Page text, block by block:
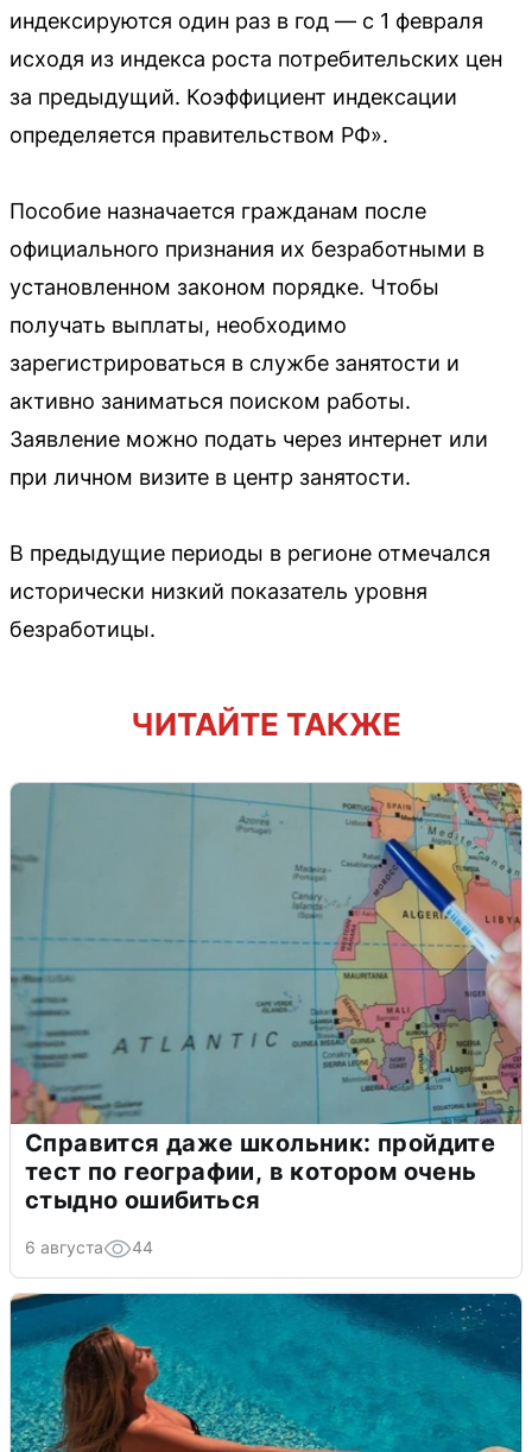
индексируются один раз в год — с 1 февраля
исходя из индекса роста потребительских цен
за предыдущий. Коэффициент индексации
определяется правительством РФ».
Пособие назначается гражданам после
официального признания их безработными в
установленном законом порядке. Чтобы
получать выплаты, необходимо
зарегистрироваться в службе занятости и
активно заниматься поиском работы.
Заявление можно подать через интернет или
при личном визите в центр занятости.
В предыдущие периоды в регионе отмечался
исторически низкий показатель уровня
безработицы.
ЧИТАЙТЕ ТАКЖЕ
Справится даже школьник: пройдите
тест по географии, в котором очень
стыдно ошибиться
6 августа 44